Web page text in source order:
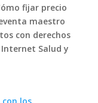
fijar precio
maestro
con derechos
Salud y